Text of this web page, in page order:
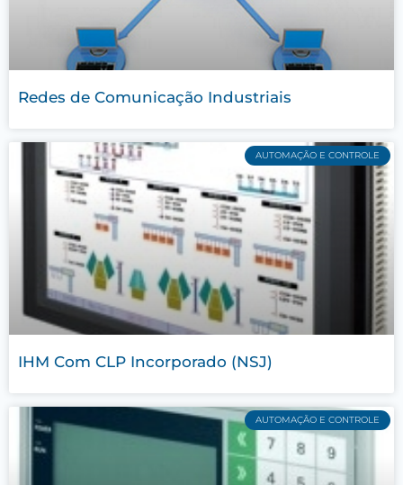
Redes de Comunicação Industriais
AUTOMAÇÃO E CONTROLE
IHM Com CLP Incorporado (NSJ)
AUTOMAÇÃO E CONTROLE